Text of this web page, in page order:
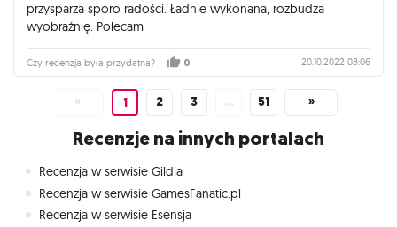
przysparza sporo radości. Ładnie wykonana, rozbudza
wyobraźnię. Polecam
Czy recenzja była przydatna? 0 20.10.2022 08:06
« 1 2 3 … 51 »
Recenzje na innych portalach
Recenzja w serwisie Gildia
Recenzja w serwisie GamesFanatic.pl
Recenzja w serwisie Esensja